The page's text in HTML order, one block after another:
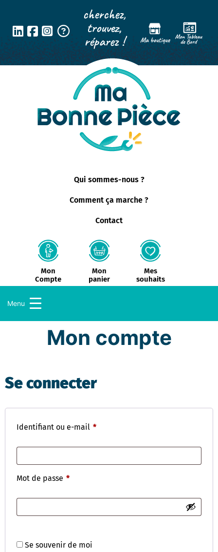
cherchez,
trouvez,
réparez !
Qui sommes-nous ?
Comment ça marche ?
Contact
Mon
Compte
Mon
panier
Mes
souhaits
Menu
Mon compte
Se connecter
Identifiant ou e-mail *
Mot de passe *
Se souvenir de moi